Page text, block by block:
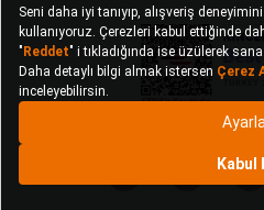
tasarımı ve teknik
önünde bulundurulur.
Gelişmiş teknolojiler
verimliliği sunar ve
Kullanıcıların hem
bir çözüm bulmasını